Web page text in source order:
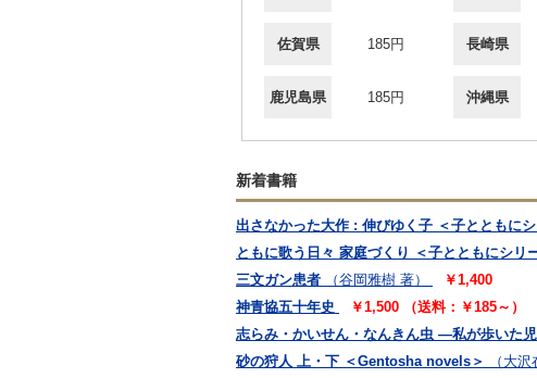
佐賀県 185円 長崎県
鹿児島県 185円 沖縄県
新着書籍
出さなかった大作 : 伸びゆく子 ＜子とともに
ともに歌う日々 家庭づくり ＜子とともにシリ
三文ガン患者
（谷岡雅樹 著）
￥1,400
神青協五十年史
￥1,500 （送料：￥185～）
志らみ・かいせん・なんきん虫 ―私が歩いた
砂の狩人 上・下 ＜Gentosha novels＞
（大沢